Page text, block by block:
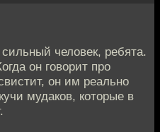
человек, ребята.
он говорит про
он им реально
мудаков, которые в